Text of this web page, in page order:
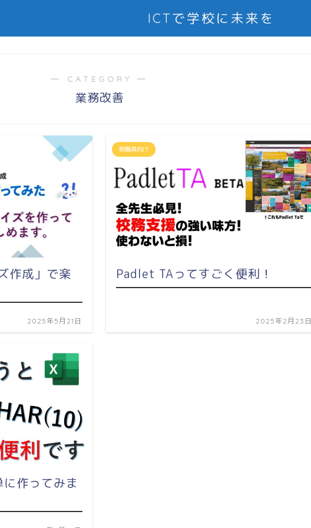
ICTで学校に未来を
― CATEGORY ―
業務改善
作成」で楽
2025年5月21日
教職員向け
Padlet TAってすごく便利！
2025年2月23日
に作ってみま